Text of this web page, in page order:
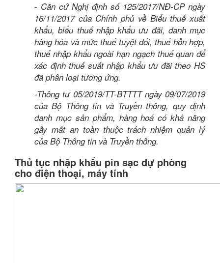
- Căn cứ Nghị định số 125/2017/NĐ-CP ngày
16/11/2017 của Chính phủ về Biểu thuế xuất
khẩu, biểu thuế nhập khẩu ưu đãi, danh mục
hàng hóa và mức thuế tuyệt đối, thuế hỗn hợp,
thuế nhập khẩu ngoài hạn ngạch thuế quan để
xác định thuế suất nhập khẩu ưu đãi theo HS
đã phân loại tương ứng.
-Thông tư 05/2019/TT-BTTTT ngày 09/07/2019
của Bộ Thông tin và Truyền thông, quy định
danh mục sản phẩm, hàng hoá có khả năng
gây mất an toàn thuộc trách nhiệm quản lý
của Bộ Thông tin và Truyền thông.
Thủ tục nhập khẩu pin sạc dự phòng
cho điện thoại, máy tính